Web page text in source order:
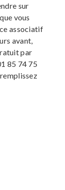
sur
vous
associatif
avant,
par
85 74 75